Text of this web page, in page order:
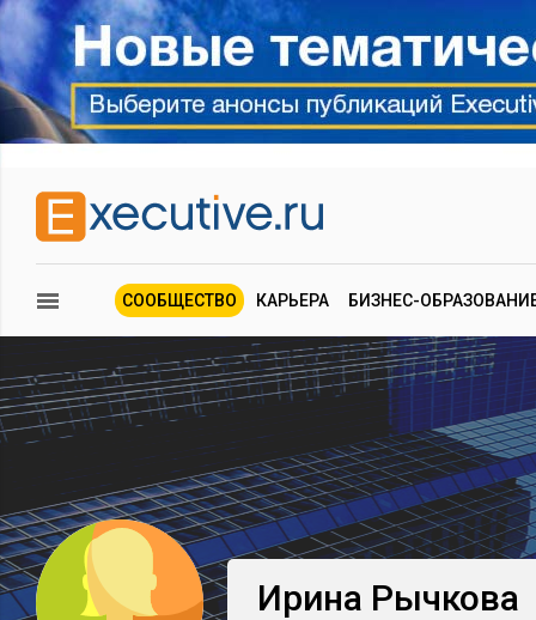
СООБЩЕСТВО КАРЬЕРА БИЗНЕС-
Ирина Рычкова